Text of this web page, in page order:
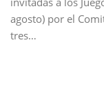
agosto) por el
tres…